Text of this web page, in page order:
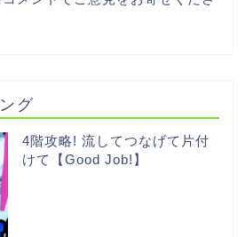
グ
4階攻略! 流してつなげて片付
けて【Good Job!】